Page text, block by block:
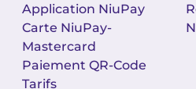
Application NiuPay
Carte NiuPay-
Mastercard
Paiement QR-Code
Tarifs